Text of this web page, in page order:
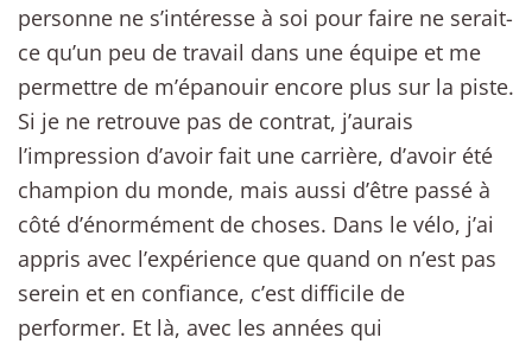
personne ne s’intéresse à soi pour faire ne serait-
ce qu’un peu de travail dans une équipe et me
permettre de m’épanouir encore plus sur la piste.
Si je ne retrouve pas de contrat, j’aurais
l’impression d’avoir fait une carrière, d’avoir été
champion du monde, mais aussi d’être passé à
côté d’énormément de choses. Dans le vélo, j’ai
appris avec l’expérience que quand on n’est pas
serein et en confiance, c’est difficile de
performer. Et là, avec les années qui